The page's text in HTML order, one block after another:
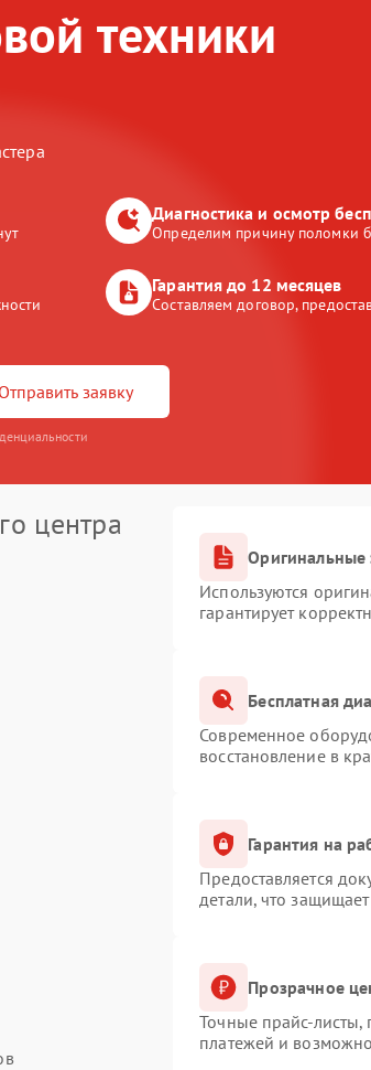
техники
Диагностика и осмотр
Определим причину поломки
Гарантия до 12 месяцев
Составляем договор,
Отправить заявку
центра
Оригинальные
Используются
гарантирует
Бесплатная
Современное
восстановление в
Гарантия на
Предоставляется
детали, что
Прозрачное
Точные прайс-листы,
платежей и